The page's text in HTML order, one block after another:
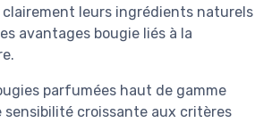
leurs ingrédients naturels
avantages bougie liés à la
parfumées haut de gamme
sensibilité croissante aux critères